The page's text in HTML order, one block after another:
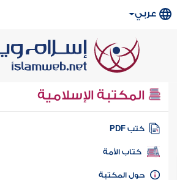
عربي
المكتبة الإسلامية
كتب PDF
كتاب الأمة